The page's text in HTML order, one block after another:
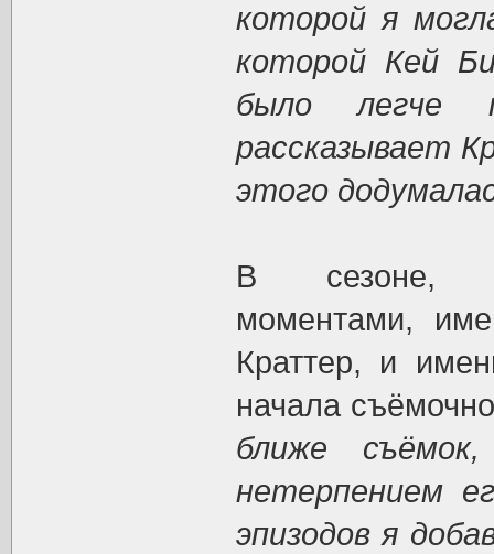
которой я
которой Кей
было легче
рассказывает
этого
В сезоне,
моментами,
Краттер, и
начала
ближе
нетерпением
эпизодов я